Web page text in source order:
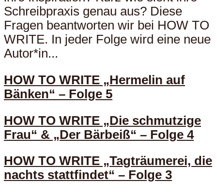
Schreibpraxis genau aus? Diese
Fragen beantworten wir bei HOW TO
WRITE. In jeder Folge wird eine neue
Autor*in...
HOW TO WRITE „Hermelin auf
Bänken“ – Folge 5
HOW TO WRITE „Die schmutzige
Frau“ & „Der Bärbeiß“ – Folge 4
HOW TO WRITE „Tagträumerei, die
nachts stattfindet“ – Folge 3